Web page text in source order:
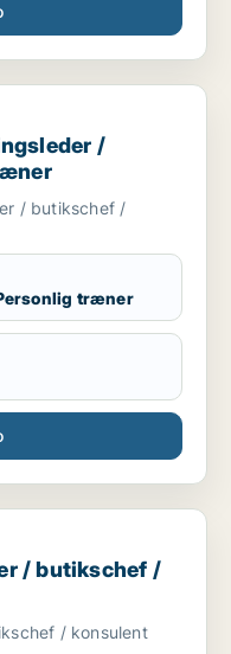
/ butikschef / personlig
/
/ butikschef /
træner
/ konsulent
/ butikschef /
/ konsulent